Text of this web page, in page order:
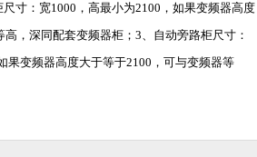
寸：宽1000，高最小为2100，如果变频器高度
，深同配套变频器柜；3、自动旁路柜尺寸：
果变频器高度大于等于2100，可与变频器等